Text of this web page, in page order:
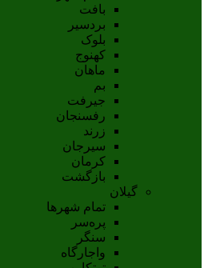
بافت
بردسیر
بلوک
کهنوج
ماهان
بم
جيرفت
رفسنجان
زرند
سيرجان
کرمان
بازگشت
گیلان
تمام شهر‌ها
پره‌سر
سنگر
واجارگاه